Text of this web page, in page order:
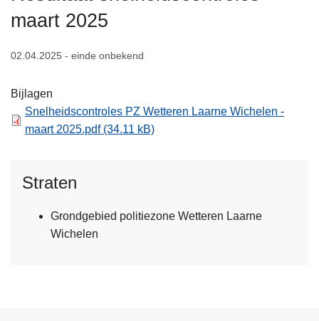
maart 2025
02.04.2025 - einde onbekend
Bijlagen
Snelheidscontroles PZ Wetteren Laarne Wichelen -
maart 2025.pdf (34.11 kB)
Straten
Grondgebied politiezone Wetteren Laarne
Wichelen